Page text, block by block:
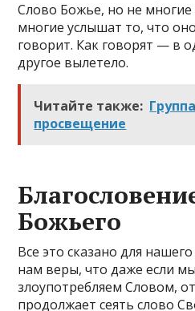
Слово Божье, но не
многие услышат то, что
говорит. Как говорят — в
другое вылетело.
Читайте также:
просвещение
Божьего
Все это сказано для
нам веры, что даже если
злоупотребляем Словом,
продолжает сеять слово